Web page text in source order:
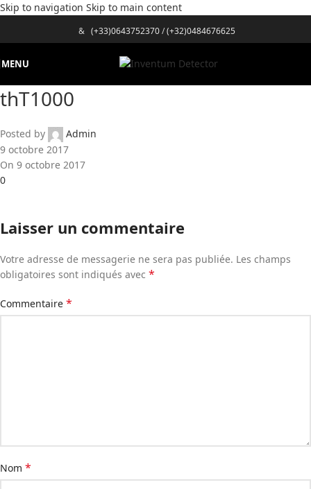
Skip to navigation Skip to main content
& (+33)0643752370/(+32)0484676625
MENU
thT1000
Posted by
Admin
9 octobre 2017
On 9 octobre 2017
0
Laisser un commentaire
Votre adresse de messagerie ne sera pas publiée. Les champs
obligatoires sont indiqués avec *
Commentaire *
Nom *